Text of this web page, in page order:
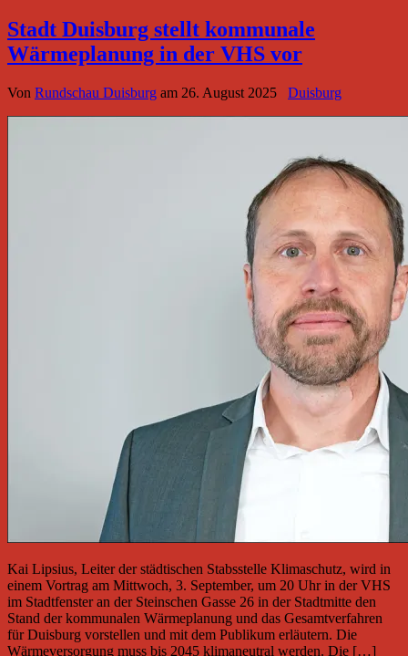
Stadt Duisburg stellt kommunale
Wärmeplanung in der VHS vor
Von Rundschau Duisburg am 26. August 2025 Duisburg
Kai Lipsius, Leiter der städtischen Stabsstelle Klimaschutz, wird in
einem Vortrag am Mittwoch, 3. September, um 20 Uhr in der VHS
im Stadtfenster an der Steinschen Gasse 26 in der Stadtmitte den
Stand der kommunalen Wärmeplanung und das Gesamtverfahren
für Duisburg vorstellen und mit dem Publikum erläutern. Die
Wärmeversorgung muss bis 2045 klimaneutral werden. Die […]